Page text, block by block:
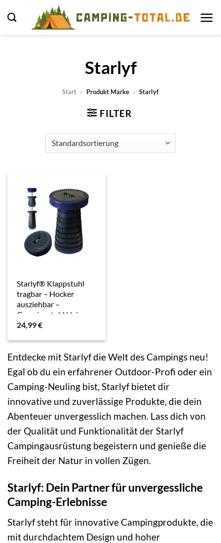
Inhalt
Starlyf
Start » Produkt Marke » Starlyf
FILTER
Starlyf® Klappstuhl
tragbar – Hocker
ausziehbar –
Campingstuhl klein
Telescopic Stool
24,99€
Entdecke mit Starlyf die Welt des Campings neu!
Egal ob du ein erfahrener Outdoor-Profi oder ein
Camping-Neuling bist, Starlyf bietet dir
innovative und zuverlässige Produkte, die dein
Abenteuer unvergesslich machen. Lass dich von
der Qualität und Funktionalität der Starlyf
Campingausrüstung begeistern und genieße die
Freiheit der Natur in vollen Zügen.
Starlyf: Dein Partner für unvergessliche
Camping-Erlebnisse
Starlyf steht für innovative Campingprodukte, die
mit durchdachtem Design und hoher